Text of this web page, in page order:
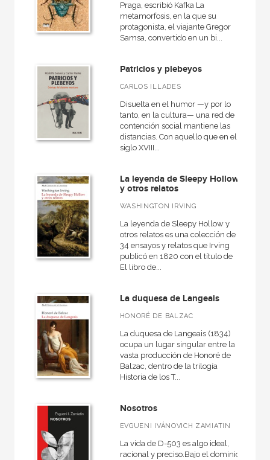
Anverso
Arealonga - Letras galegas
Básica de Bolsillo  Alejo Carpentier. Narrativa completa
Básica de Bolsillo  Federico García Lorca. Obra completa
Básica de Bolsillo  Serie Clásicos de la lengua española
Básica de Bolsillo  Serie Clásicos de la literatura alemana
Básica de Bolsillo  Serie Clásicos de la literatura francesa
Básica de Bolsillo  Serie Clásicos de la literatura inglesa
Básica de Bolsillo  Serie Novela Negra
Básica de Bolsillo  Serie Utopías
Biblioteca Eduardo Galeano
Caprichos
Cine
Clásicos de la literatura
Clásicos ilustrados
El libro de...
Filosofía y Pensamiento
Fuera de colección - Istmo
Praga, escribió Kafka La
metamorfosis, en la que su
protagonista, el viajante Gregor
Samsa, convertido en un bi...
Patricios y plebeyos
CARLOS ILLADES
Disuelta en el humor —y por lo
tanto, en la cultura— una red de
contención social mantiene las
distancias. Con aquello que en el
siglo XVIII...
La leyenda de Sleepy Hollow
y otros relatos
WASHINGTON IRVING
La leyenda de Sleepy Hollow y
otros relatos es una colección de
34 ensayos y relatos que Irving
publicó en 1820 con el título de
El libro de...
La duquesa de Langeais
HONORÉ DE BALZAC
La duquesa de Langeais (1834)
ocupa un lugar singular entre la
vasta producción de Honoré de
Balzac, dentro de la trilogía
Historia de los T...
Nosotros
EVGUENI IVÁNOVICH ZAMIATIN
La vida de D-503 es algo ideal,
racional y preciso.Bajo el dominio